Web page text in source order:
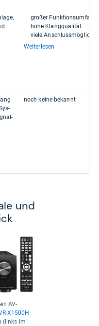
großer Funk­ti­ons­um­fang
hohe Klang­qua­li­tät
viele
Weiterlesen
noch keine bekannt
und
AV-
X1500H
(links im